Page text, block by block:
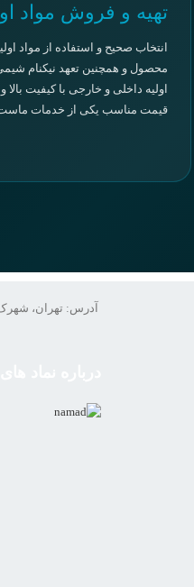
تهیه و فروش مواد
انتخاب صحیح و استفاده از مواد
محصول و همچنین تعهد نیکنام
اولیه داخلی و خارجی با کیفیت بالا
قیمت مناسب یکی از خدمات
آدرس: تهران، شهرک